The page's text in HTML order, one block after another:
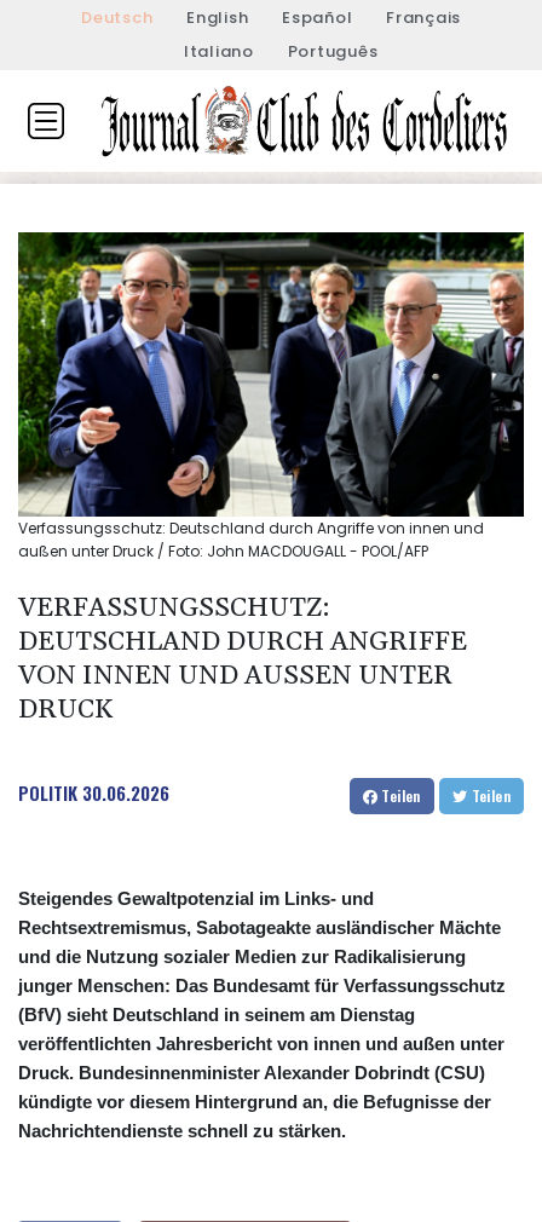
Deutsch English Español
Français
Italiano
Português
Verfassungsschutz: Deutschland durch Angriffe von innen und
außen unter Druck / Foto: John MACDOUGALL - POOL/AFP
VERFASSUNGSSCHUTZ:
DEUTSCHLAND DURCH ANGRIFFE
VON INNEN UND AUSSEN UNTER D
RUCK
POLITIK 30.06.2026 Teilen Teilen
Steigendes Gewaltpotenzial im Links- und
Rechtsextremismus, Sabotageakte ausländischer Mächte
und die Nutzung sozialer Medien zur Radikalisierung
junger Menschen: Das Bundesamt für Verfassungsschutz
(BfV) sieht Deutschland in seinem am Dienstag
veröffentlichten Jahresbericht von innen und außen unter
Druck. Bundesinnenminister Alexander Dobrindt (CSU)
kündigte vor diesem Hintergrund an, die Befugnisse der
Nachrichtendienste schnell zu stärken.